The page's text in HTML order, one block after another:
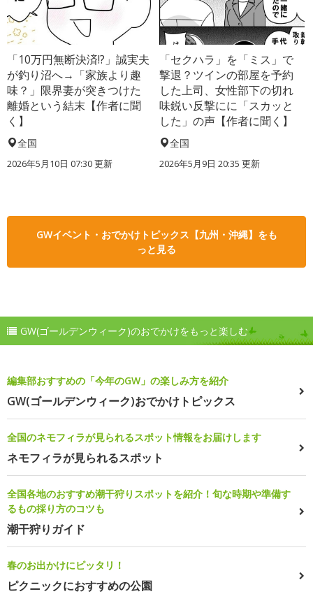
「10万円無断決済!?」誠実夫
が釣り沼へ→「家族より趣
味？」限界妻が突きつけた
離婚という結末【作者に聞
く】
全国
2026年5月10日 07:30 更新
「セクハラ」を「ミス」で
撃退？ツインの部屋を予約
した上司、女性部下の切れ
味鋭い反撃にに「スカッと
した」の声【作者に聞く】
全国
2026年5月9日 20:35 更新
GWイベント・おでかけトピックス【九州・沖縄】をも
っと見る
GW(ゴールデンウィーク)のおでかけをもっと楽しむ
編集部おすすめの「今年のGW」の楽しみ方を紹介
GW(ゴールデンウィーク)おでかけトピックス
全国のネモフィラが見られるスポット情報をお届けします
ネモフィラが見られるスポット
全国各地のおすすめ潮干狩りスポットを紹介！旬な時期や準備す
るもの採り方のコツも
潮干狩りガイド
春のお出かけにピッタリ！
ピクニックにおすすめの公園